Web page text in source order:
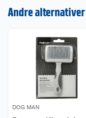
Andre alternativer
DOG MAN
Nyheter
Våre butikker
Våre merkevarer
Coop kjeder
Angre- og returrett
Reklamasjon og garanti
Ofte stilte spørsmål
Betalingsalternativer